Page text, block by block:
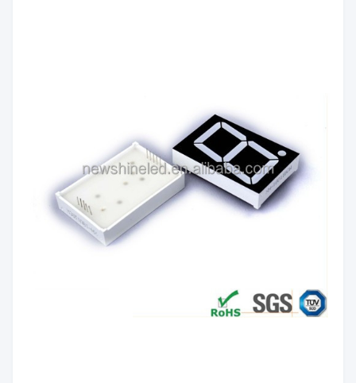
60mcd/칩
극성: 공통 양극/공통 음극